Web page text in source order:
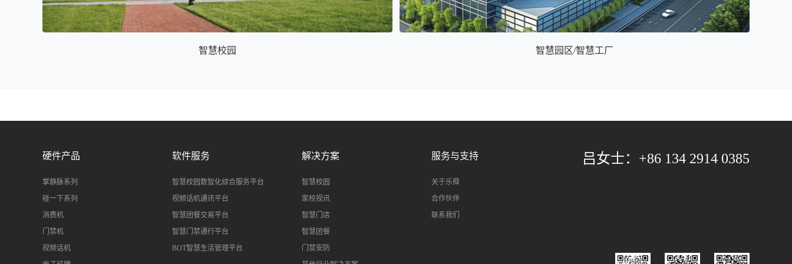
智慧校园 智慧园区/智慧工厂
硬件产品
掌静脉系列
碰一下系列
消费机
门禁机
视频话机
软件服务
智慧校园数智化综合服务平台
视频话机通讯平台
智慧团餐交易平台
智慧门禁通行平台
BOT智慧生活管理平台
解决方案
智慧校园
家校视讯
智慧门店
智慧团餐
门禁安防
服务与支持
关于乐舜
合作伙伴
联系我们
吕女士：+86 134 2914 0385